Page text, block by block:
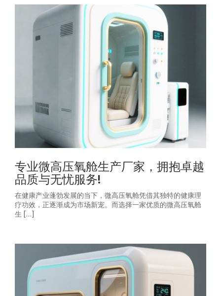
专业微高压氧舱生产厂家，拥抱卓越
品质与无忧服务!
在健康产业蓬勃发展的当下，微高压氧舱凭借其独特的健康理
疗功效，正逐渐成为市场新宠。而选择一家优质的微高压氧舱
生 […]